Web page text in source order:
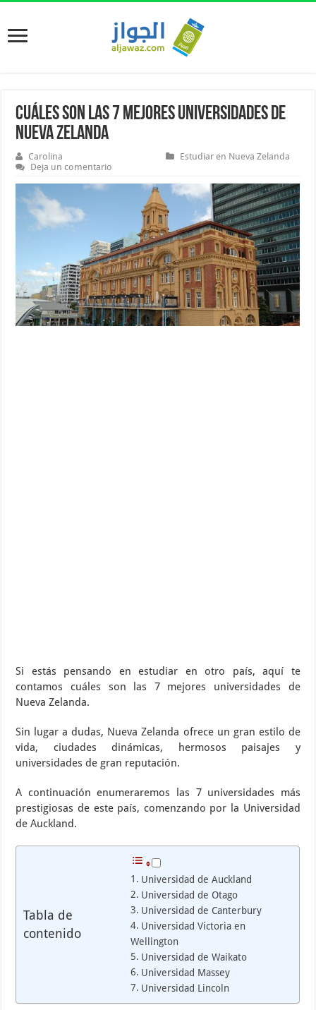
Cuáles son las 7 mejores universidades de
Nueva Zelanda
Carolina
Estudiar en Nueva Zelanda
Deja un comentario
Si estás pensando en estudiar en otro país, aquí te
contamos cuáles son las 7 mejores universidades de
Nueva Zelanda.
Sin lugar a dudas, Nueva Zelanda ofrece un gran estilo de
vida, ciudades dinámicas, hermosos paisajes y
universidades de gran reputación.
A continuación enumeraremos las 7 universidades más
prestigiosas de este país, comenzando por la Universidad
de Auckland.
Tabla de
contenido
Universidad de Auckland
Universidad de Otago
Universidad de Canterbury
Universidad Victoria en
Wellington
Universidad de Waikato
Universidad Massey
Universidad Lincoln